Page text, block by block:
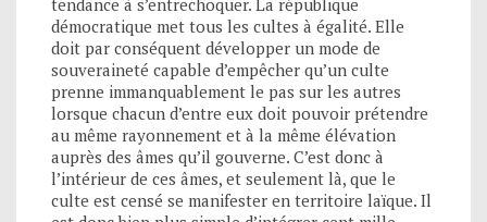
tendance à s’entrechoquer. La république
démocratique met tous les cultes à égalité. Elle
doit par conséquent développer un mode de
souveraineté capable d’empêcher qu’un culte
prenne immanquablement le pas sur les autres
lorsque chacun d’entre eux doit pouvoir prétendre
au même rayonnement et à la même élévation
auprès des âmes qu’il gouverne. C’est donc à
l’intérieur de ces âmes, et seulement là, que le
culte est censé se manifester en territoire laïque. Il